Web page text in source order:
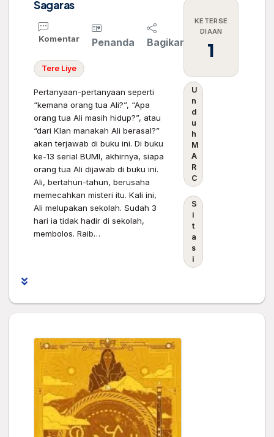
Sagaras
Komentar Penanda Bagikan
Tere Liye
Pertanyaan-pertanyaan seperti
“kemana orang tua Ali?”, “Apa
orang tua Ali masih hidup?”, atau
“dari Klan manakah Ali berasal?”
akan terjawab di buku ini. Di buku
ke-13 serial BUMI, akhirnya, siapa
orang tua Ali dijawab di buku ini.
Ali, bertahun-tahun, berusaha
memecahkan misteri itu. Kali ini,
Ali melupakan sekolah. Sudah 3
hari ia tidak hadir di sekolah,
membolos. Raib…
KETERSE
DIAAN
1
U
n
d
u
h
M
A
R
C
S
i
t
a
s
i